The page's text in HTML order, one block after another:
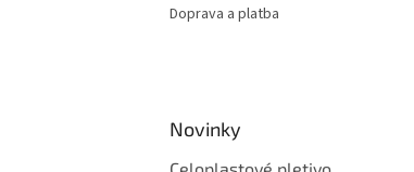
Doprava a platba
Novinky
Celoplastové pletivo